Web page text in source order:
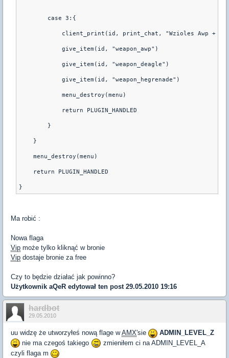
        case 3:{
client_print(id, print_chat, "Wzioles Awp +
	    give_item(id, "weapon_awp")
	    give_item(id, "weapon_deagle")
	    give_item(id, "weapon_hegrenade")
            menu_destroy(menu)
            return PLUGIN_HANDLED
        }
    }
    menu_destroy(menu)
    return PLUGIN_HANDLED
Ma robić :
Nowa flaga
Vip może tylko kliknąć w bronie
Vip dostaje bronie za free
Czy to będzie działać jak powinno?
Użytkownik aQeR edytował ten post 29.05.2010 19:16
hardbot
29.05.2010
uu widzę że utworzyłeś nową flage wAMX'sie
ADMIN_LEVEL_Z
nie ma czegoś takiego
zmieniłem ci na ADMIN_LEVEL_A
czyli flaga m